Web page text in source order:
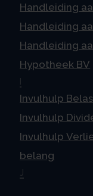
Handleiding
Handleiding
Handleiding
Hypotheek BV
Invulhulp
Invulhulp
Invulhulp
belang